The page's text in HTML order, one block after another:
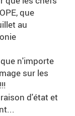
que
au
n'importe
sur les
d'état et